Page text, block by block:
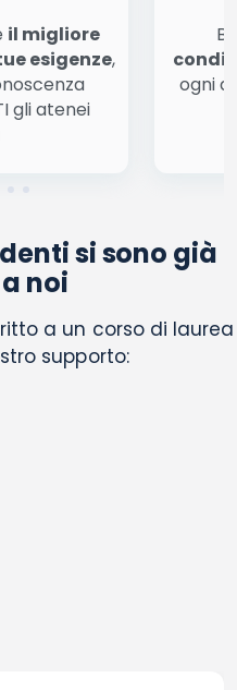
il migliore
esigenze,
gli atenei
ogni
si sono già
noi
a un corso di laurea
supporto: